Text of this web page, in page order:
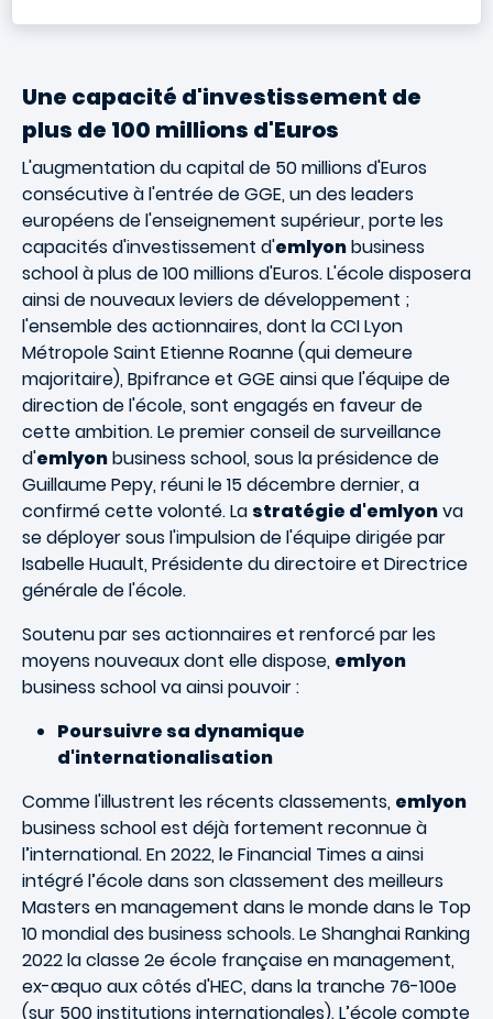
Une capacité d'investissement de
plus de 100 millions d'Euros
L'augmentation du capital de 50 millions d'Euros
consécutive à l'entrée de GGE, un des leaders
européens de l'enseignement supérieur, porte les
capacités d'investissement d'emlyonbusiness
school à plus de 100 millions d'Euros. L'école disposera
ainsi de nouveaux leviers de développement ;
l'ensemble des actionnaires, dont la CCI Lyon
Métropole Saint Etienne Roanne (qui demeure
majoritaire), Bpifrance et GGE ainsi que l'équipe de
direction de l'école, sont engagés en faveur de
cette ambition. Le premier conseil de surveillance
d'emlyonbusiness school, sous la présidence de
Guillaume Pepy, réuni le 15 décembre dernier, a
confirmé cette volonté. La stratégie d'emlyonva
se déployer sous l'impulsion de l'équipe dirigée par
Isabelle Huault, Présidente du directoire et Directrice
générale de l'école.
Soutenu par ses actionnaires et renforcé par les
moyens nouveaux dont elle dispose, emlyon
business school va ainsi pouvoir :
Poursuivre sa dynamique
d'internationalisation
Comme l'illustrent les récents classements, emlyon
business school est déjà fortement reconnue à
l’international. En 2022, le Financial Times a ainsi
intégré l’école dans son classement des meilleurs
Masters en management dans le monde dans le Top
10 mondial des business schools. Le Shanghai Ranking
2022 la classe 2e école française en management,
ex-æquo aux côtés d'HEC, dans la tranche 76-100e
(sur 500 institutions internationales). L’école compte